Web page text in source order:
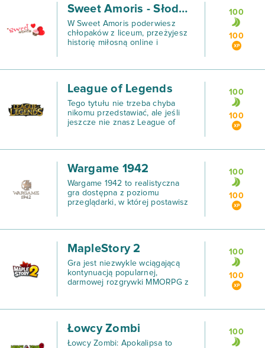
Sweet Amoris - Słodki Flirt
W Sweet Amoris poderwiesz
chłopaków z liceum, przeżyjesz
historię miłosną online i
100
100
League of Legends
Tego tytułu nie trzeba chyba
nikomu przedstawiać, ale jeśli
jeszcze nie znasz League of
100
100
Wargame 1942
Wargame 1942 to realistyczna
gra dostępna z poziomu
przeglądarki, w której postawisz
100
100
MapleStory 2
Gra jest niezwykle wciągającą
kontynuacją popularnej,
darmowej rozgrywki MMORPG z
100
100
Łowcy Zombi
Łowcy Zombi: Apokalipsa to
100